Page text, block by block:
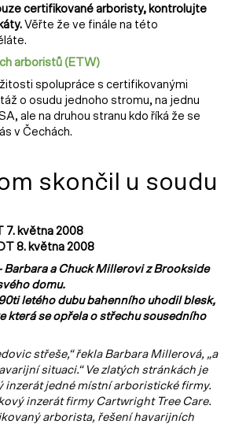
certifikované arboristy, kontrolujte
Věřte že ve finále na této
arboristů (ETW)
spolupráce s certifikovanými
o osudu jednoho stromu, na jednu
ale na druhou stranu kdo říká že se
v Čechách.
skončil u soudu
7. května 2008
8. května 2008
a Chuck Millerovi z Brookside
domu.
letého dubu bahenního uhodil blesk,
která se opřela o střechu sousedního
střeše,“ řekla Barbara Millerová, „a
situaci.“ Ve zlatých stránkách je
inzerát jedné místní arboristické firmy.
inzerát firmy Cartwright Tree Care.
arborista, řešení havarijních